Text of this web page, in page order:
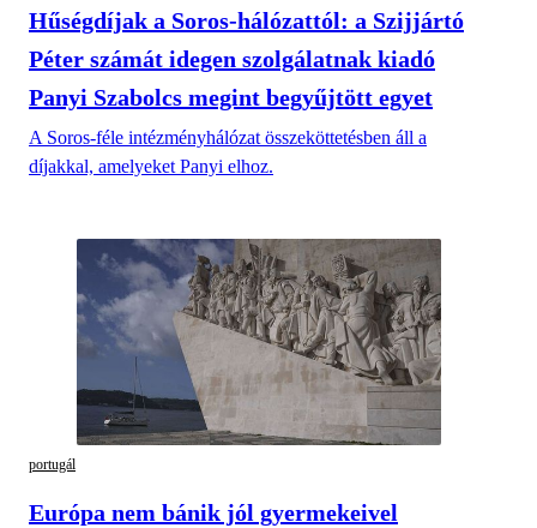
Hűségdíjak a Soros-hálózattól: a Szijjártó
Péter számát idegen szolgálatnak kiadó
Panyi Szabolcs megint begyűjtött egyet
A Soros-féle intézményhálózat összeköttetésben áll a
díjakkal, amelyeket Panyi elhoz.
portugál
Európa nem bánik jól gyermekeivel